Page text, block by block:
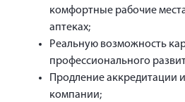
комфортные рабочие
аптеках;
Реальную возможность
профессионального
Продление аккредитации
компании;